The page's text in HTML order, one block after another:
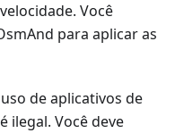
Você
para aplicar as
de aplicativos de
ilegal. Você deve